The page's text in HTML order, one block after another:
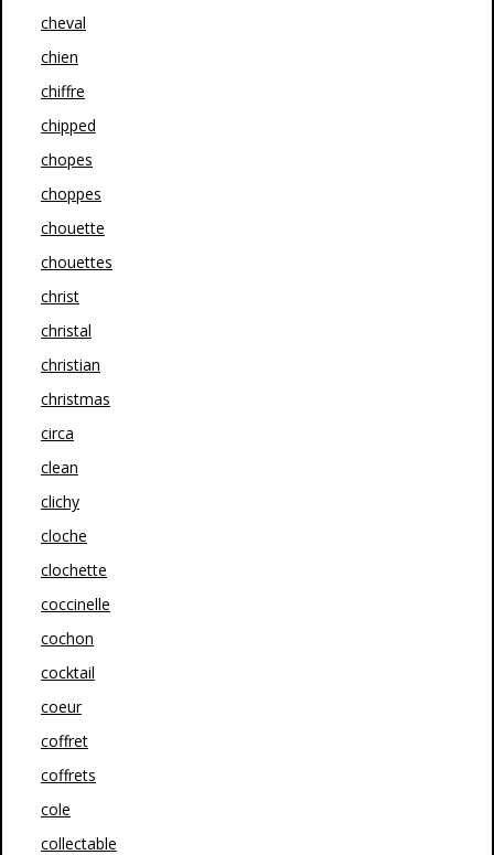
cheval
chien
chiffre
chipped
chopes
choppes
chouette
chouettes
christ
christal
christian
christmas
circa
clean
clichy
cloche
clochette
coccinelle
cochon
cocktail
coeur
coffret
coffrets
cole
collectable